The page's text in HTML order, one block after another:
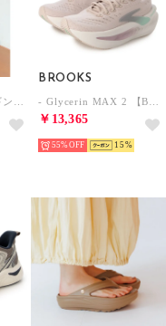
BROOKS
￥13,365
55% 15